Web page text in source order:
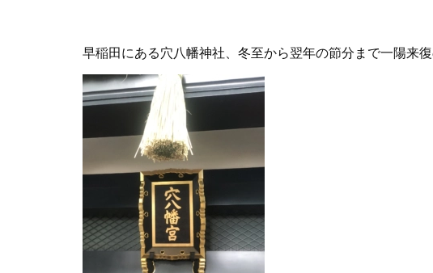
早稲田にある穴八幡神社、冬至から翌年の節分まで一陽来